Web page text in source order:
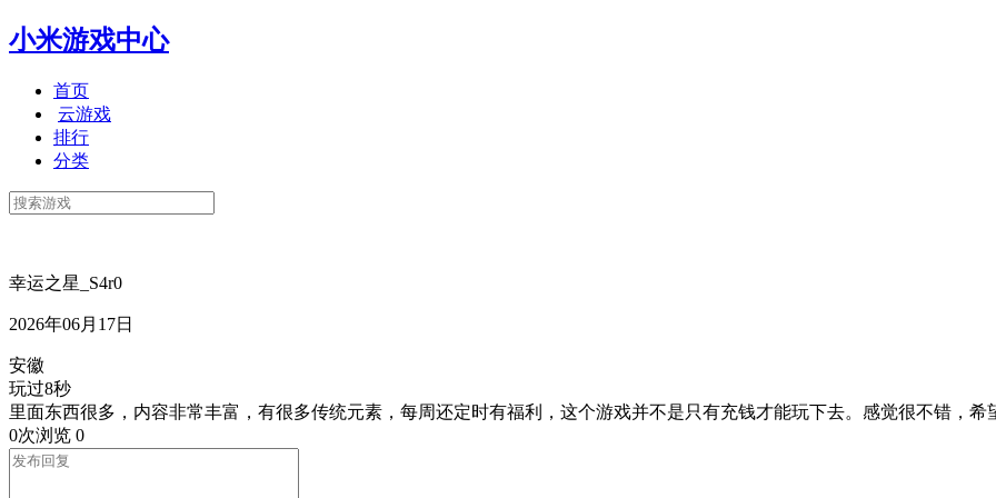
小米游戏中心
首页
云游戏
排行
分类
幸运之星_S4r0
2026年06月17日
安徽
玩过8秒
里面东西很多，内容非常丰富，有很多传统元素，每周还定时有福利，这个游戏并不是只有充钱才能玩下去。感觉很不错，希
0次浏览 0